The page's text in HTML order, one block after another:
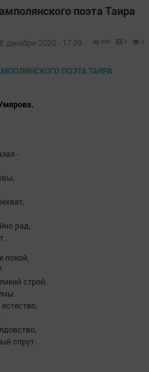
поэта Таира
декабря 2020 - 17:39 995 0 0
-
рад,
покой,
строй,
спрут.